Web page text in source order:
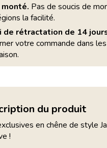
Pas de soucis de
la facilité.
de rétractation de 14
votre commande dans
du produit
en chêne de style
!